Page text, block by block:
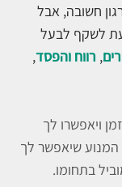
חשובה, אבל
לשקף לבעל
, רווח והפסד,
ויאפשרו לך
המנוע שיאפשר לך
בתחומו.